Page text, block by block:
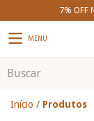
7% OFF
MENU
Início / Produtos